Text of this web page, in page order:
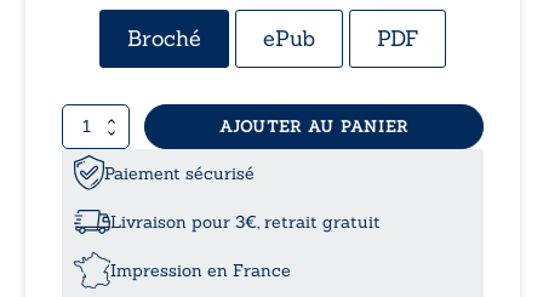
en situation concernent la vente. Les commerciaux
y trouveront une méthode innovante leur
Broché ePub PDF
quantité
de
Le
guide
de
manipulation
AJOUTER AU PANIER
Paiement sécurisé
Livraison pour 3€, retrait gratuit
Impression en France